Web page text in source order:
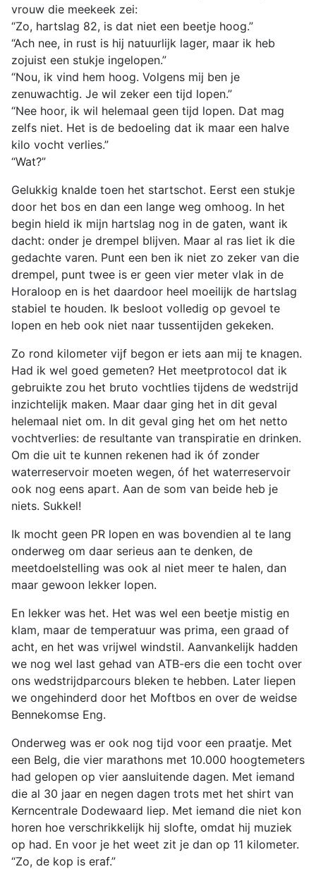
vrouw die meekeek zei:
“Zo, hartslag 82, is dat niet een beetje hoog.”
“Ach nee, in rust is hij natuurlijk lager, maar ik heb
zojuist een stukje ingelopen.”
“Nou, ik vind hem hoog. Volgens mij ben je
zenuwachtig. Je wil zeker een tijd lopen.”
“Nee hoor, ik wil helemaal geen tijd lopen. Dat mag
zelfs niet. Het is de bedoeling dat ik maar een halve
kilo vocht verlies.”
“Wat?”
Gelukkig knalde toen het startschot. Eerst een stukje
door het bos en dan een lange weg omhoog. In het
begin hield ik mijn hartslag nog in de gaten, want ik
dacht: onder je drempel blijven. Maar al ras liet ik die
gedachte varen. Punt een ben ik niet zo zeker van die
drempel, punt twee is er geen vier meter vlak in de
Horaloop en is het daardoor heel moeilijk de hartslag
stabiel te houden. Ik besloot volledig op gevoel te
lopen en heb ook niet naar tussentijden gekeken.
Zo rond kilometer vijf begon er iets aan mij te knagen.
Had ik wel goed gemeten? Het meetprotocol dat ik
gebruikte zou het bruto vochtlies tijdens de wedstrijd
inzichtelijk maken. Maar daar ging het in dit geval
helemaal niet om. In dit geval ging het om het netto
vochtverlies: de resultante van transpiratie en drinken.
Om die uit te kunnen rekenen had ik óf zonder
waterreservoir moeten wegen, óf het waterreservoir
ook nog eens apart. Aan de som van beide heb je
niets. Sukkel!
Ik mocht geen PR lopen en was bovendien al te lang
onderweg om daar serieus aan te denken, de
meetdoelstelling was ook al niet meer te halen, dan
maar gewoon lekker lopen.
En lekker was het. Het was wel een beetje mistig en
klam, maar de temperatuur was prima, een graad of
acht, en het was vrijwel windstil. Aanvankelijk hadden
we nog wel last gehad van ATB-ers die een tocht over
ons wedstrijdparcours bleken te hebben. Later liepen
we ongehinderd door het Moftbos en over de weidse
Bennekomse Eng.
Onderweg was er ook nog tijd voor een praatje. Met
een Belg, die vier marathons met 10.000 hoogtemeters
had gelopen op vier aansluitende dagen. Met iemand
die al 30 jaar en negen dagen trots met het shirt van
Kerncentrale Dodewaard liep. Met iemand die niet kon
horen hoe verschrikkelijk hij slofte, omdat hij muziek
op had. En voor je het weet zit je dan op 11 kilometer.
“Zo, de kop is eraf.”